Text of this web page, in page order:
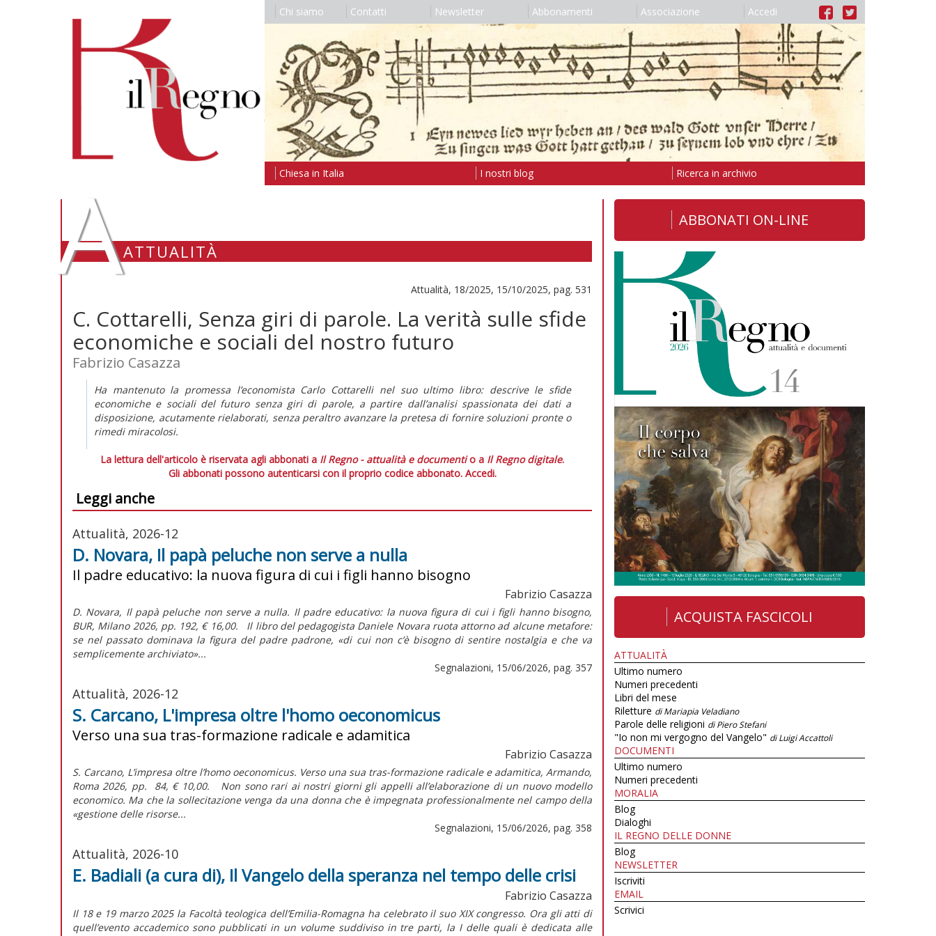
Chi siamo Contatti Newsletter Abbonamenti Associazione Accedi
Chiesa in Italia I nostri blog Ricerca in archivio
AATTUALITÀ
Attualità, 18/2025, 15/10/2025, pag. 531
C. Cottarelli, Senza giri di parole. La verità sulle sfide
economiche e sociali del nostro futuro
Fabrizio Casazza
Ha mantenuto la promessa l’economista Carlo Cottarelli nel suo ultimo libro: descrive le sfide
economiche e sociali del futuro senza giri di parole, a partire dall’analisi spassionata dei dati a
disposizione, acutamente rielaborati, senza peraltro avanzare la pretesa di fornire soluzioni pronte o
rimedi miracolosi.
La lettura dell'articolo è riservata agli abbonati a Il Regno - attualità e documentio a Il Regno digitale.
Gli abbonati possono autenticarsi con il proprio codice abbonato. Accedi.
Leggi anche
Attualità, 2026-12
D. Novara, Il papà peluche non serve a nulla
Il padre educativo: la nuova figura di cui i figli hanno bisogno
Fabrizio Casazza
D. Novara, Il papà peluche non serve a nulla. Il padre educativo: la nuova figura di cui i figli hanno bisogno,
BUR, Milano 2026, pp. 192, € 16,00. Il libro del pedagogista Daniele Novara ruota attorno ad alcune metafore:
se nel passato dominava la figura del padre padrone, «di cui non c’è bisogno di sentire nostalgia e che va
semplicemente archiviato»...
Segnalazioni, 15/06/2026, pag. 357
Attualità, 2026-12
S. Carcano, L'impresa oltre l'homo oeconomicus
Verso una sua tras-formazione radicale e adamitica
Fabrizio Casazza
S. Carcano, L’impresa oltre l’homo oeconomicus. Verso una sua tras-formazione radicale e adamitica, Armando,
Roma 2026, pp. 84, € 10,00. Non sono rari ai nostri giorni gli appelli all’elaborazione di un nuovo modello
economico. Ma che la sollecitazione venga da una donna che è impegnata professionalmente nel campo della
«gestione delle risorse...
Segnalazioni, 15/06/2026, pag. 358
Attualità, 2026-10
E. Badiali (a cura di), Il Vangelo della speranza nel tempo delle crisi
Fabrizio Casazza
Il 18 e 19 marzo 2025 la Facoltà teologica dell’Emilia-Romagna ha celebrato il suo XIX congresso. Ora gli atti di
quell’evento accademico sono pubblicati in un volume suddiviso in tre parti, la I delle quali è dedicata alle
ABBONATI ON-LINE
ACQUISTA FASCICOLI
ATTUALITÀ
Ultimo numero
Numeri precedenti
Libri del mese
Riletture di Mariapia Veladiano
Parole delle religioni di Piero Stefani
"Io non mi vergogno del Vangelo" di Luigi Accattoli
DOCUMENTI
Ultimo numero
Numeri precedenti
MORALIA
Blog
Dialoghi
IL REGNO DELLE DONNE
Blog
NEWSLETTER
Iscriviti
EMAIL
Scrivici